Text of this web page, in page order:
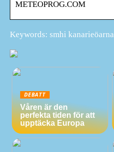
METEOPROG.COM
Keywords: smhi kanarieöarna
DEBATT
Våren är den
perfekta tiden för att
upptäcka Europa